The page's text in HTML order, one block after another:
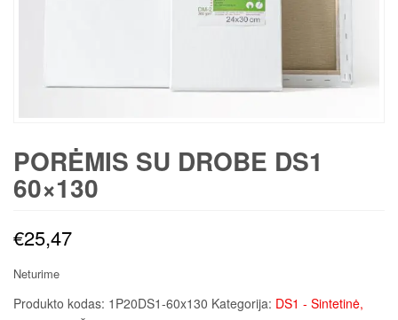
PORĖMIS SU DROBE DS1
60×130
€25,47
Neturime
Produkto kodas: 1P20DS1-60x130 Kategorija: DS1 - Sintetinė,